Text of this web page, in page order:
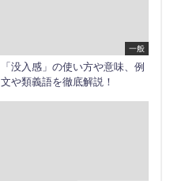
一般
「没入感」の使い方や意味、例
文や類義語を徹底解説！